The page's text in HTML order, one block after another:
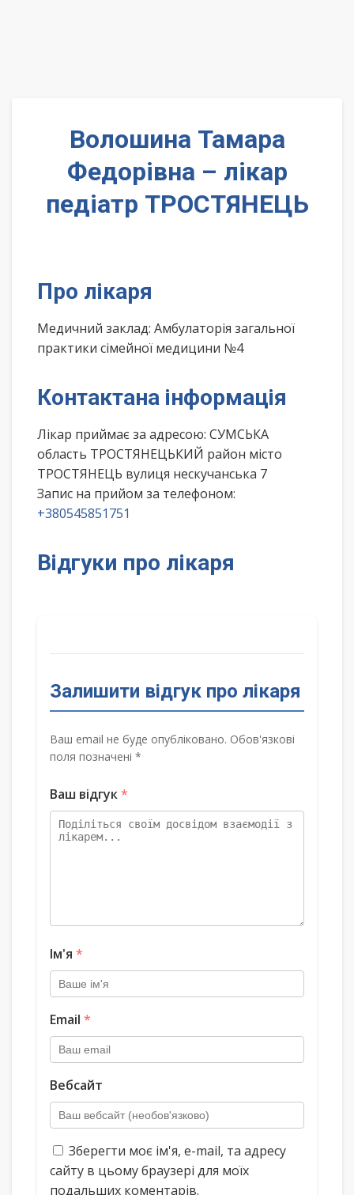
Волошина Тамара
Федорівна – лікар
педіатр ТРОСТЯНЕЦЬ
Про лікаря
Медичний заклад: Амбулаторія загальної
практики сімейної медицини №4
Контактана інформація
Лікар приймає за адресою: СУМСЬКА
область ТРОСТЯНЕЦЬКИЙ район місто
ТРОСТЯНЕЦЬ вулиця нескучанська 7
Запис на прийом за телефоном:
+380545851751
Відгуки про лікаря
Залишити відгук про лікаря
Ваш email не буде опубліковано. Обов'язкові
поля позначені *
Ваш відгук*
Ім'я *
Email *
Вебсайт
Зберегти моє ім'я, e-mail, та адресу
сайту в цьому браузері для моїх
подальших коментарів.